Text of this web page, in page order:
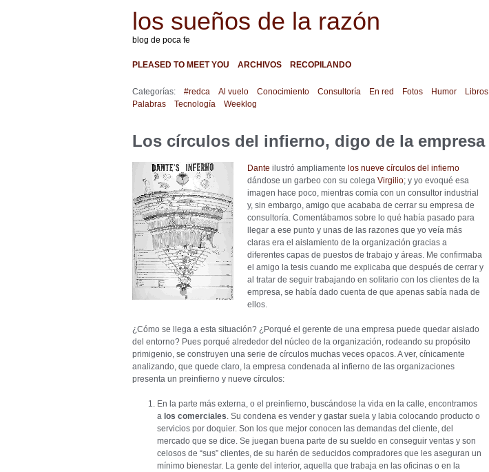
los sueños de la razón
blog de poca fe
PLEASED TO MEET YOU ARCHIVOS RECOPILANDO
Categorías: #redca Al vuelo Conocimiento Consultoría En red Fotos Humor Libros
Palabras
Tecnología Weeklog
Los círculos del infierno, digo de la empresa
Dante ilustró ampliamente los nueve círculos del infierno
dándose un garbeo con su colega Virgilio; y yo evoqué esa
imagen hace poco, mientras comía con un consultor industrial
y, sin embargo, amigo que acababa de cerrar su empresa de
consultoría. Comentábamos sobre lo qué había pasado para
llegar a ese punto y unas de las razones que yo veía más
claras era el aislamiento de la organización gracias a
diferentes capas de puestos de trabajo y áreas. Me confirmaba
el amigo la tesis cuando me explicaba que después de cerrar y
al tratar de seguir trabajando en solitario con los clientes de la
empresa, se había dado cuenta de que apenas sabía nada de
ellos.
¿Cómo se llega a esta situación? ¿Porqué el gerente de una empresa puede quedar aislado
del entorno? Pues porqué alrededor del núcleo de la organización, rodeando su propósito
primigenio, se construyen una serie de círculos muchas veces opacos. A ver, cínicamente
analizando, que quede claro, la empresa condenada al infierno de las organizaciones
presenta un preinfierno y nueve círculos:
En la parte más externa, o el preinfierno, buscándose la vida en la calle, encontramos
a los comerciales. Su condena es vender y gastar suela y labia colocando producto o
servicios por doquier. Son los que mejor conocen las demandas del cliente, del
mercado que se dice. Se juegan buena parte de su sueldo en conseguir ventas y son
celosos de “sus” clientes, de su harén de seducidos compradores que les aseguran un
mínimo bienestar. La gente del interior, aquella que trabaja en las oficinas o en la